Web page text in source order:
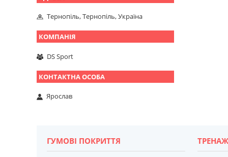
Тернопіль, Тернопіль, Україна
DS Sport
Ярослав
ГУМОВІ ПОКРИТТЯ